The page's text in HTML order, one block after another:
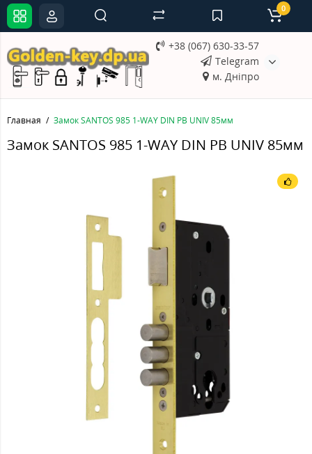
+38 (067) 630-33-57
Telegram
м. Дніпро
0
Главная Замок SANTOS 985 1-WAY DIN PB UNIV 85мм
Замок SANTOS 985 1-WAY DIN PB UNIV 85мм